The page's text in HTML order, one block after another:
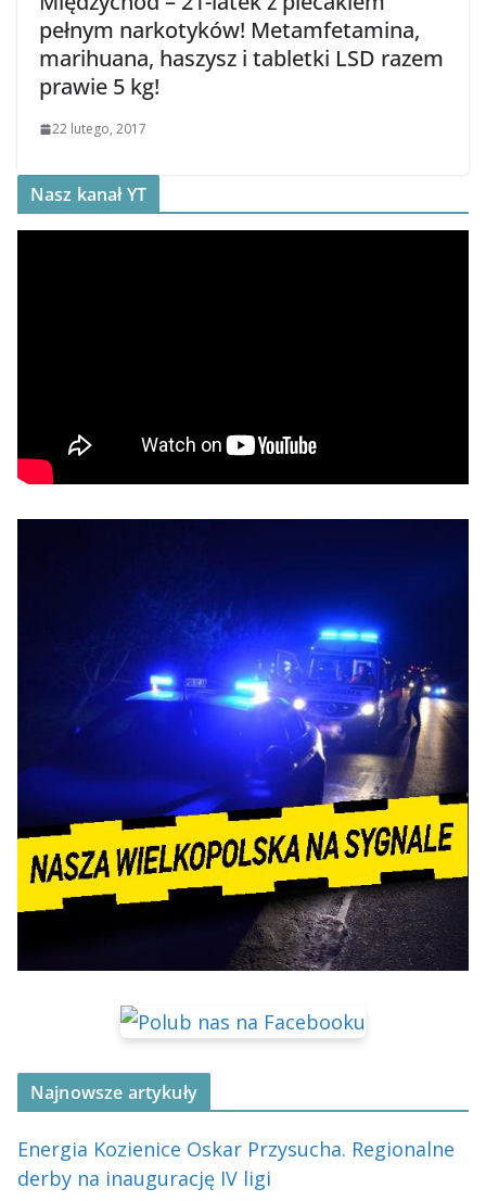
pełnym narkotyków! Metamfetamina,
marihuana, haszysz i tabletki LSD razem
prawie 5 kg!
22 lutego, 2017
Nasz kanał YT
Najnowsze artykuły
Energia Kozienice Oskar Przysucha. Regionalne
derby na inaugurację IV ligi